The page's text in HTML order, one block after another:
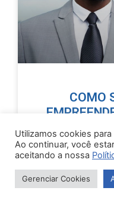
COMO
É muito
decidiram
Utilizamos cookies
Ao continuar, você
aceitando a nossa
Gerenciar Cookies